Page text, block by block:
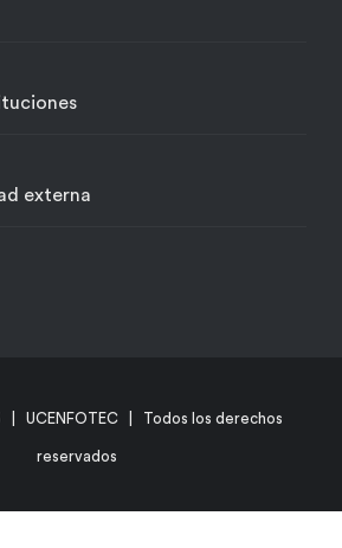
externa
| UCENFOTEC | Todos los derechos
reservados